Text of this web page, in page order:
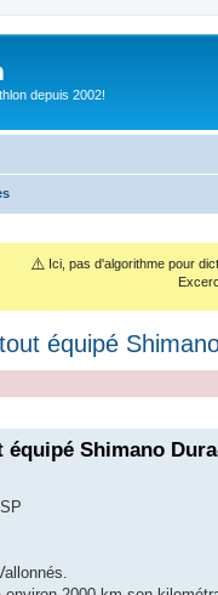
depuis 2002!
⚠️ Ici, pas d'algorithme pour
équipé
équipé Shimano